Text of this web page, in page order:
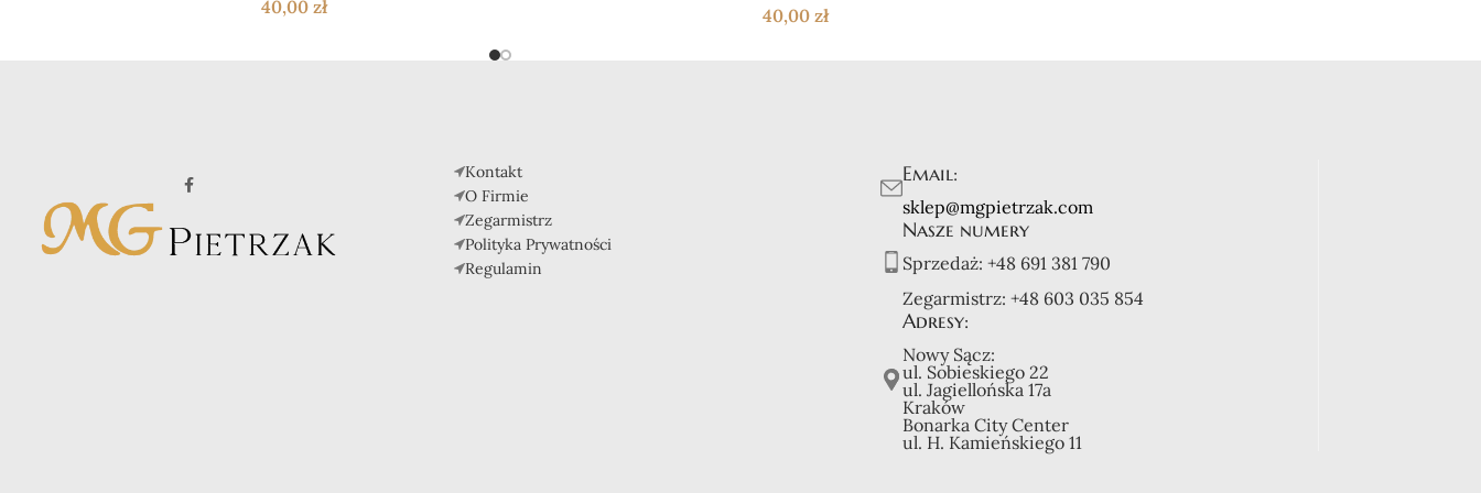
40,00zł
40,00 zł
Kontakt
O Firmie
Zegarmistrz
Polityka Prywatności
Regulamin
Email:
sklep@mgpietrzak.com
Nasze numery
Sprzedaż: +48 691 381 790
Zegarmistrz: +48 603 035 854
Adresy:
Nowy Sącz:
ul. Sobieskiego 22
ul. Jagiellońska 17a
Kraków
Bonarka City Center
ul. H. Kamieńskiego 11